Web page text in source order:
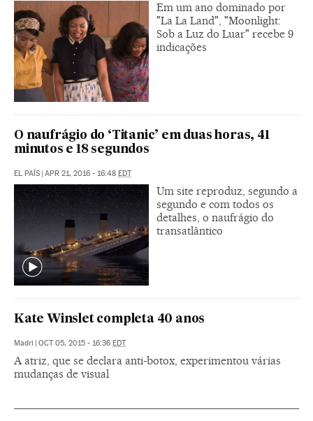
Em um ano dominado por
"La La Land", "Moonlight:
Sob a Luz do Luar" recebe 9
indicações
O naufrágio do ‘Titanic’ em duas horas, 41
minutos e 18 segundos
EL PAÍS APR 21, 2016 - 16:48 EDT
Um site reproduz, segundo a
segundo e com todos os
detalhes, o naufrágio do
transatlântico
Kate Winslet completa 40 anos
Madri | OCT 05, 2015 - 16:36 EDT
A atriz, que se declara anti-botox, experimentou várias
mudanças de visual